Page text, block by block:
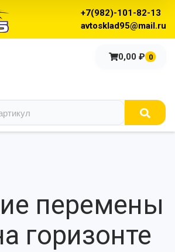
+7(982)-101-82-13
avtosklad95@mail.ru
0,00 ₽ 0
перемены
горизонте